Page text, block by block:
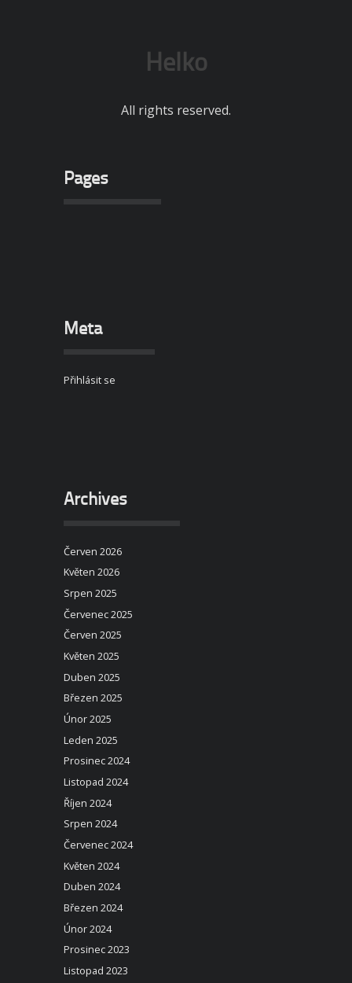
Helko
All rights reserved.
Pages
Meta
Přihlásit se
Archives
Červen 2026
Květen 2026
Srpen 2025
Červenec 2025
Červen 2025
Květen 2025
Duben 2025
Březen 2025
Únor 2025
Leden 2025
Prosinec 2024
Listopad 2024
Říjen 2024
Srpen 2024
Červenec 2024
Květen 2024
Duben 2024
Březen 2024
Únor 2024
Prosinec 2023
Listopad 2023